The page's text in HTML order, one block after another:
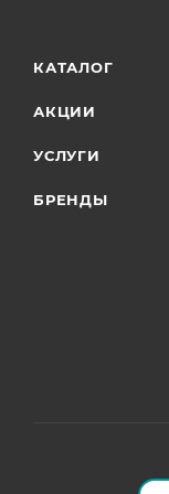
КАТАЛОГ
АКЦИИ
УСЛУГИ
БРЕНДЫ